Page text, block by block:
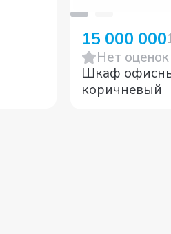
15 000 000
Нет оценок
Шкаф
коричневый